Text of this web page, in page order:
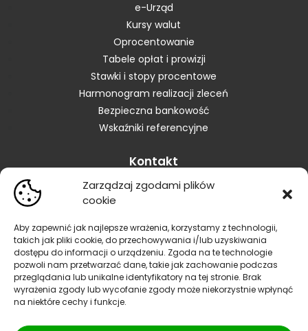
Zarządzaj zgodami plików
cookie
Aby zapewnić jak najlepsze wrażenia, korzystamy z technologii,
takich jak pliki cookie, do przechowywania i/lub uzyskiwania
dostępu do informacji o urządzeniu. Zgoda na te technologie
pozwoli nam przetwarzać dane, takie jak zachowanie podczas
przeglądania lub unikalne identyfikatory na tej stronie. Brak
wyrażenia zgody lub wycofanie zgody może niekorzystnie wpłynąć
na niektóre cechy i funkcje.
e-Urząd
Kursy walut
Oprocentowanie
Tabele opłat i prowizji
Stawki i stopy procentowe
Harmonogram realizacji zleceń
Bezpieczna bankowość
Wskaźniki referencyjne
Kontakt
Skontaktuj się z Bankiem
Zastrzeganie karty
Zastrzeganie dokumentów
Blokowanie bankowości elektronicznej
Informacja dla sygnalistów
Reklamacje